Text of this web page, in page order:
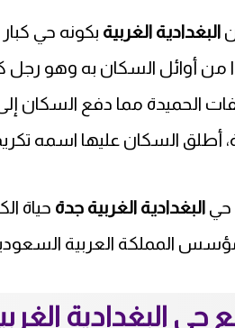
البغدادية الغربية بكونه حي
من أوائل السكان به وهو رجل
الحميدة مما دفع السكان
أطلق السكان عليها اسمه
البغدادية الغربية جدة حياة
المملكة العربية
حي البغدادية